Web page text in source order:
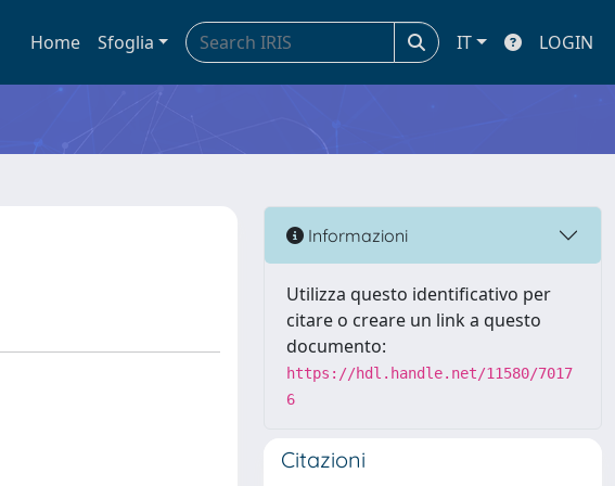
Home Sfoglia IT LOGIN
Informazioni
Utilizza questo identificativo per
citare o creare un link a questo
documento:
https://hdl.handle.net/11580/7017
6
Citazioni